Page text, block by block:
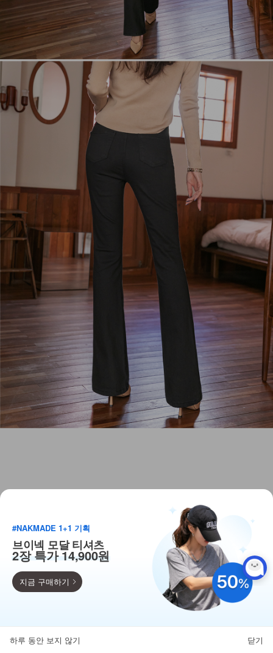
득템찬스
#NAKMADE 1+1 기획
브이넥 모달 티셔츠
2장 특가 14,900원
지금 구매하기
하루 동안 보지 않기 닫기
뒤로가기 카테고리 마이페이지